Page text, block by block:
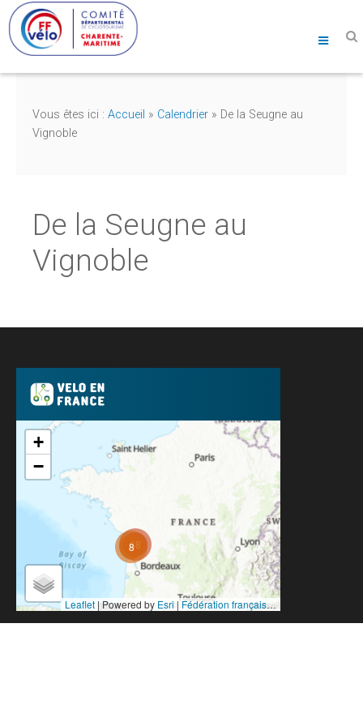
Vous êtes ici : Accueil » Calendrier » De la Seugne au
Vignoble
De la Seugne au
Vignoble